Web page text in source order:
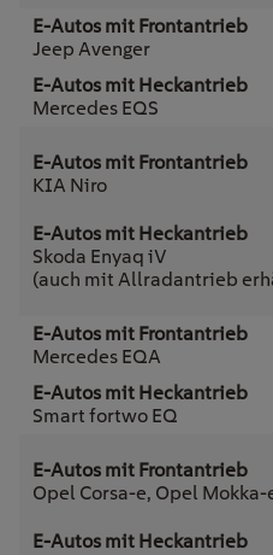
Jeep Avenger
Mercedes EQS
KIA Niro
Skoda Enyaq iV
(auch mit Allradantrieb
Mercedes EQA
Smart fortwo EQ
Opel Corsa-e, Opel Mokka-